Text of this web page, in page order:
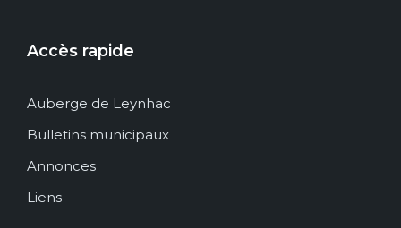
Accès rapide
Auberge de Leynhac
Bulletins municipaux
Annonces
Liens